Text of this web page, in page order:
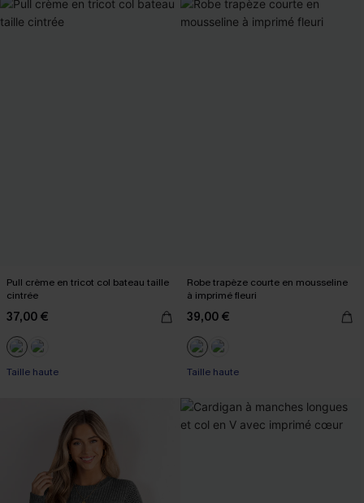
Pull crème en tricot col bateau taille
cintrée
37,00 €
Taille haute
Robe trapèze courte en mousseline
à imprimé fleuri
39,00 €
Taille haute